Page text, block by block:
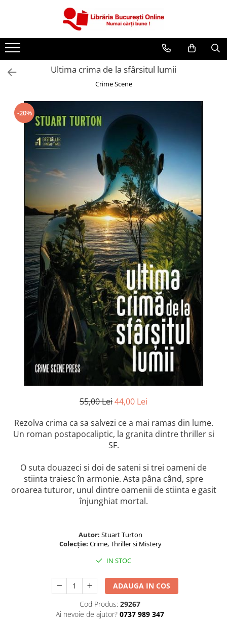
Artă și Enciclopedii
Beletristică
Cărți pentru copii
Cărți pentru tineri
Creșterea copilului
Dezvoltare Personală
Diete și Fitness
Familie și Cuplu
Istorie și Civilizații
Istorie și Conspirații
Manuale și Dicționare
Medicină și Sănătate
Practic. Casă și Grădina
Psihologie
Religie
Spiritualitate
Știință și Tehnologie
Științe Politice
Științe Sociale si Umaniste
Ultima crima de la sfârsitul lumii
Crime Scene
-20%
55,00 Lei44,00 Lei
Rezolva crima ca sa salvezi ce a mai ramas din lume.
Un roman postapocaliptic, la granita dintre thriller si
SF.
O suta douazeci si doi de sateni si trei oameni de
stiinta traiesc în armonie. Asta pâna când, spre
oroarea tuturor, unul dintre oamenii de stiinta e gasit
înjunghiat mortal.
Autor: Stuart Turton
Colecție: Crime, Thriller si Mistery
IN STOC
ADAUGA IN COS
Cod Produs: 29267
Ai nevoie de ajutor? 0737 989 347